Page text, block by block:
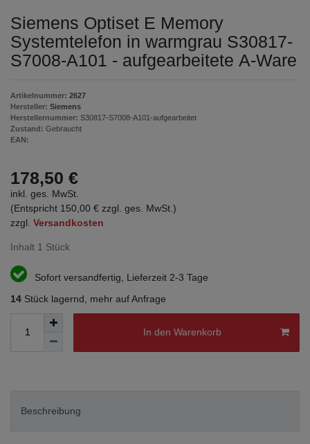
Siemens Optiset E Memory
Systemtelefon in warmgrau S30817-
S7008-A101 - aufgearbeitete A-Ware
Artikelnummer: 2627
Hersteller: Siemens
Herstellernummer: S30817-S7008-A101-aufgearbeitet
Zustand: Gebraucht
EAN:
178,50 €
inkl. ges. MwSt.
(Entspricht 150,00 € zzgl. ges. MwSt.)
zzgl. Versandkosten
Inhalt 1 Stück
Sofort versandfertig, Lieferzeit 2-3 Tage
14 Stück lagernd, mehr auf Anfrage
In den Warenkorb
Beschreibung